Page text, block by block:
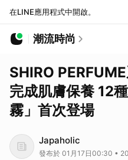
在LINE應用程式中開啟。
潮流時尚
SHIRO
完成肌膚保養 12
霧」首次登場
Japaholic
發布於 01月17日00:30 •